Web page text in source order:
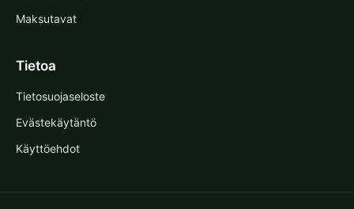
Maksutavat
Tietoa
Tietosuojaseloste
Evästekäytäntö
Käyttöehdot